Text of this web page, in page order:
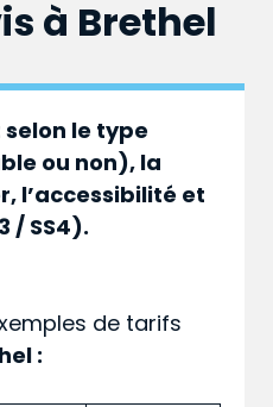
à Brethel
le type
ou non), la
l’accessibilité et
/ SS4).
de tarifs
: